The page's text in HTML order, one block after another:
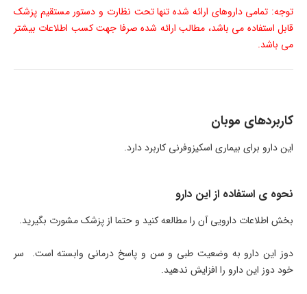
توجه: تمامی داروهای ارائه شده تنها تحت نظارت و دستور مستقیم پزشک
قابل استفاده می باشد، مطالب ارائه شده صرفا جهت کسب اطلاعات بیشتر
می باشد.
کاربردهای موبان
این دارو برای بیماری اسکیزوفرنی کاربرد دارد.
نحوه ی استفاده از این دارو
بخش اطلاعات دارویی آن را مطالعه کنید و حتما از پزشک مشورت بگیرید.
دوز این دارو به وضعیت طبی و سن و پاسخ درمانی وابسته است. سر
خود دوز این دارو را افزایش ندهید.